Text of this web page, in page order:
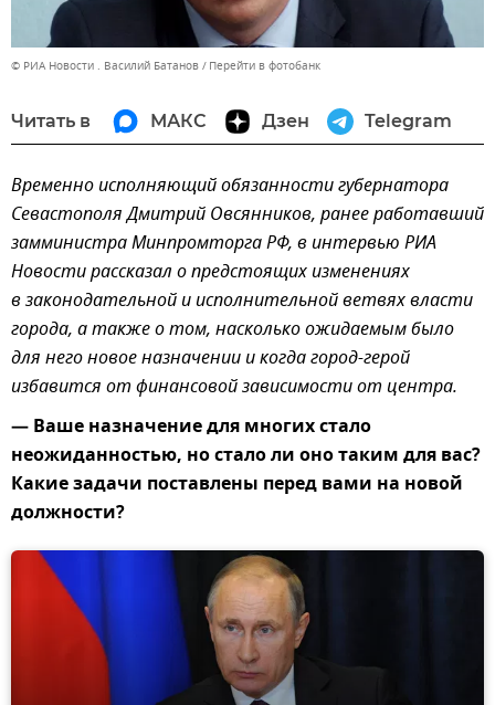
© РИА Новости . Василий Батанов Перейти в фотобанк
Читать в МАКС Дзен Telegram
Временно исполняющий обязанности губернатора
Севастополя Дмитрий Овсянников, ранее работавший
замминистра Минпромторга РФ, в интервью РИА
Новости рассказал о предстоящих изменениях
в законодательной и исполнительной ветвях власти
города, а также о том, насколько ожидаемым было
для него новое назначении и когда город-герой
избавится от финансовой зависимости от центра.
— Ваше назначение для многих стало
неожиданностью, но стало ли оно таким для вас?
Какие задачи поставлены перед вами на новой
должности?